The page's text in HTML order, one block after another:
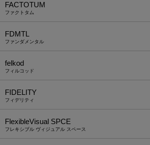
FACTOTUM
ファクトタム
FDMTL
ファンダメンタル
felkod
フィルコッド
FIDELITY
フィデリティ
FlexibleVisual SPCE
フレキシブル ヴィジュアル スペース